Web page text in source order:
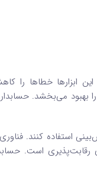
ابزارها خطاها را
را بهبود می‌بخشد.
استفاده کنند.
رقابت‌پذیری است.